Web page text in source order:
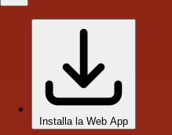
Installa la Web App